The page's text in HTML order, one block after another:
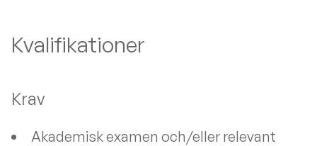
Kvalifikationer
Krav
Akademisk examen och/eller relevant